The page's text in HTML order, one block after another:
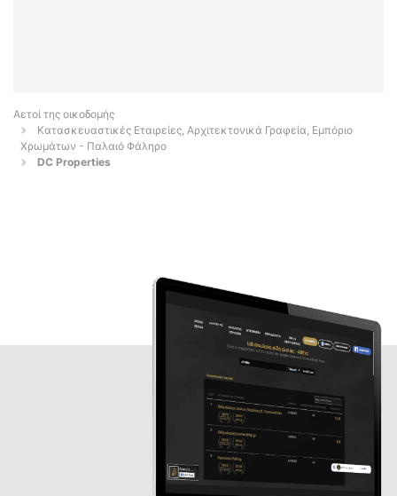
Αετοί της οικοδομής
Κατασκευαστικές Εταιρείες, Αρχιτεκτονικά Γραφεία, Εμπόριο
Χρωμάτων - Παλαιό Φάληρο
DC Properties